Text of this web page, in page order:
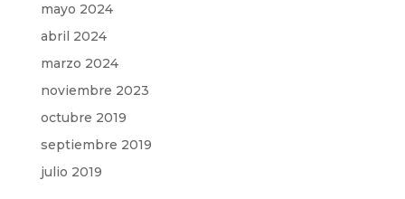
mayo 2024
abril 2024
marzo 2024
noviembre 2023
octubre 2019
septiembre 2019
julio 2019